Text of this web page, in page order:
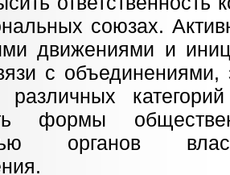
союзах.
движениями и
с
формы
органов